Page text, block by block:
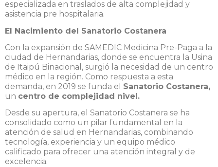
especializada en traslados de alta complejidad y
asistencia pre hospitalaria.
El Nacimiento del Sanatorio Costanera
Con la expansión de SAMEDIC Medicina Pre-Paga a la
ciudad de Hernandarias, donde se encuentra la Usina
de Itaipú Binacional, surgió la necesidad de un centro
médico en la región. Como respuesta a esta
demanda, en 2019 se funda el Sanatorio Costanera,
un centro de complejidad nivel.
Desde su apertura, el Sanatorio Costanera se ha
consolidado como un pilar fundamental en la
atención de salud en Hernandarias, combinando
tecnología, experiencia y un equipo médico
calificado para ofrecer una atención integral y de
excelencia.